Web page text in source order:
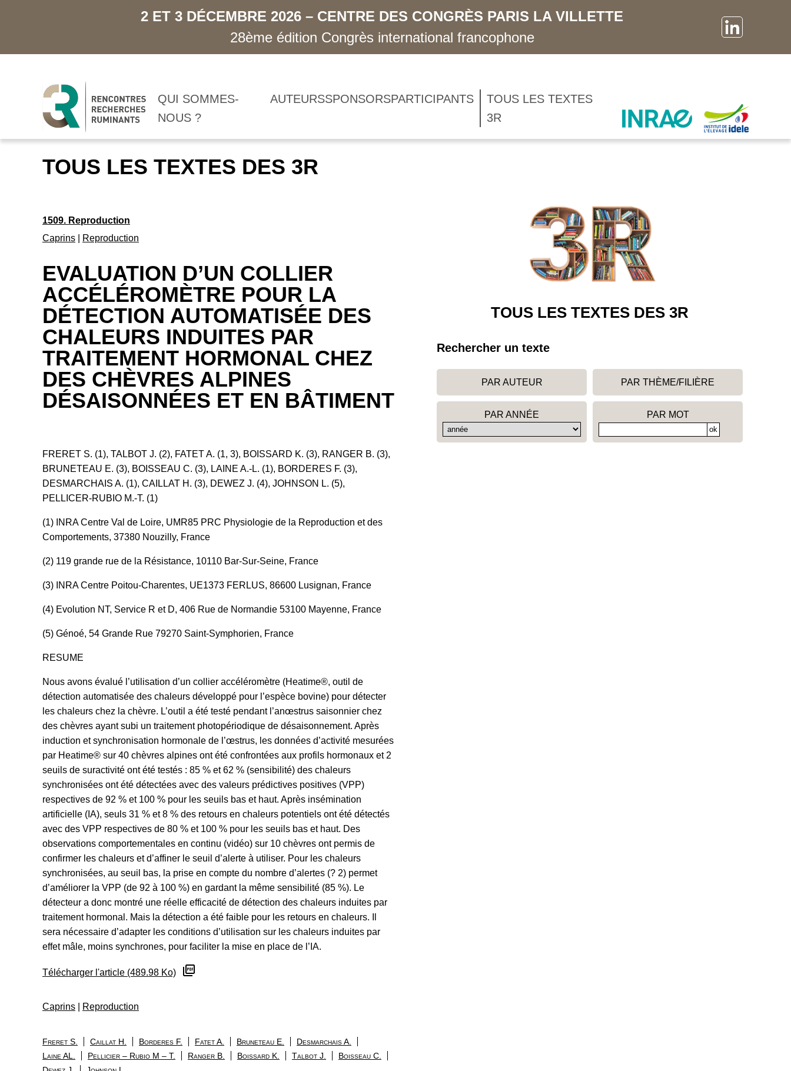
2 ET 3 DÉCEMBRE 2026 – CENTRE DES CONGRÈS PARIS LA VILLETTE
28ème édition Congrès international francophone
QUI SOMMES-
NOUS ?
AUTEURSSPONSORSPARTICIPANTS
TOUS LES TEXTES
3R
TOUS LES TEXTES DES 3R
1509. Reproduction
Caprins
Reproduction
EVALUATION D’UN COLLIER
ACCÉLÉROMÈTRE POUR LA
DÉTECTION AUTOMATISÉE DES
CHALEURS INDUITES PAR
TRAITEMENT HORMONAL CHEZ
DES CHÈVRES ALPINES
DÉSAISONNÉES ET EN BÂTIMENT
FRERET S. (1), TALBOT J. (2), FATET A. (1, 3), BOISSARD K. (3), RANGER B. (3),
BRUNETEAU E. (3), BOISSEAU C. (3), LAINE A.-L. (1), BORDERES F. (3),
DESMARCHAIS A. (1), CAILLAT H. (3), DEWEZ J. (4), JOHNSON L. (5),
PELLICER-RUBIO M.-T. (1)
(1) INRA Centre Val de Loire, UMR85 PRC Physiologie de la Reproduction et des
Comportements, 37380 Nouzilly, France
(2) 119 grande rue de la Résistance, 10110 Bar-Sur-Seine, France
(3) INRA Centre Poitou-Charentes, UE1373 FERLUS, 86600 Lusignan, France
(4) Evolution NT, Service R et D, 406 Rue de Normandie 53100 Mayenne, France
(5) Génoé, 54 Grande Rue 79270 Saint-Symphorien, France
RESUME
Nous avons évalué l’utilisation d’un collier accéléromètre (Heatime®, outil de
détection automatisée des chaleurs développé pour l’espèce bovine) pour détecter
les chaleurs chez la chèvre. L’outil a été testé pendant l’anœstrus saisonnier chez
des chèvres ayant subi un traitement photopériodique de désaisonnement. Après
induction et synchronisation hormonale de l’œstrus, les données d’activité mesurées
par Heatime® sur 40 chèvres alpines ont été confrontées aux profils hormonaux et 2
seuils de suractivité ont été testés : 85 % et 62 % (sensibilité) des chaleurs
synchronisées ont été détectées avec des valeurs prédictives positives (VPP)
respectives de 92 % et 100 % pour les seuils bas et haut. Après insémination
artificielle (IA), seuls 31 % et 8 % des retours en chaleurs potentiels ont été détectés
avec des VPP respectives de 80 % et 100 % pour les seuils bas et haut. Des
observations comportementales en continu (vidéo) sur 10 chèvres ont permis de
confirmer les chaleurs et d’affiner le seuil d’alerte à utiliser. Pour les chaleurs
synchronisées, au seuil bas, la prise en compte du nombre d’alertes (? 2) permet
d’améliorer la VPP (de 92 à 100 %) en gardant la même sensibilité (85 %). Le
détecteur a donc montré une réelle efficacité de détection des chaleurs induites par
traitement hormonal. Mais la détection a été faible pour les retours en chaleurs. Il
sera nécessaire d’adapter les conditions d’utilisation sur les chaleurs induites par
effet mâle, moins synchrones, pour faciliter la mise en place de l’IA.
Télécharger l'article (489.98 Ko)
Caprins Reproduction
Freret S. Caillat H. Borderes F. Fatet A. Bruneteau E.
Desmarchais A.
Laine AL.
Pellicier – Rubio M – T. Ranger B. Boissard K. Talbot J.
Boisseau C.
TOUS LES TEXTES DES 3R
Rechercher un texte
PAR AUTEUR PAR THÈME/FILIÈRE
PAR ANNÉE PAR MOT